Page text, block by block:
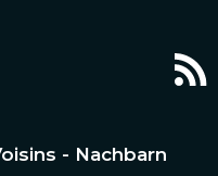
- Nachbarn